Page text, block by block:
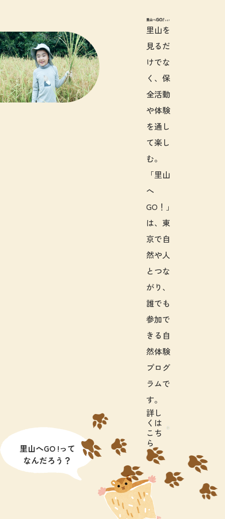
里山へGO!と
里山を
見るだ
けでな
く、保
全活動
や体験
を通し
て楽し
む。
「里山
へ
GO！」
は、東
京で自
然や人
とつな
がり、
誰でも
参加で
きる自
然体験
プログ
ラムで
す。
詳し
くは
こち
ら
里山へGO !って
なんだろう？